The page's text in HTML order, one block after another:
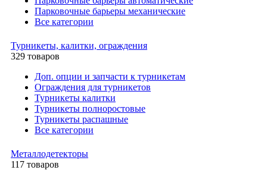
Парковочные барьеры механические
Все категории
Турникеты, калитки, ограждения
329 товаров
Доп. опции и запчасти к турникетам
Ограждения для турникетов
Турникеты калитки
Турникеты полноростовые
Турникеты распашные
Все категории
Металлодетекторы
117 товаров